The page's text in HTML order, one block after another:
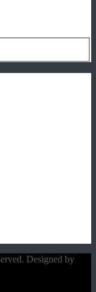
Designed by